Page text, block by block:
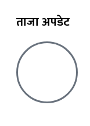
ताजा अपडेट